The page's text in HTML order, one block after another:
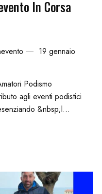
In Corsa
19 gennaio
Podismo
agli eventi podistici
&nbsp;l...